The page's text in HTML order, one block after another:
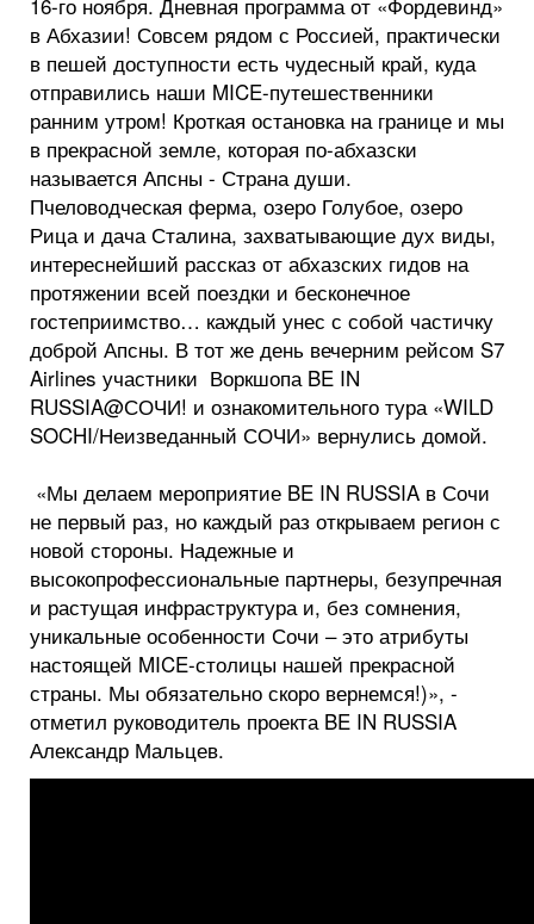
в Абхазии! Совсем рядом с Россией, практически
в пешей доступности есть чудесный край, куда
отправились наши MICE-путешественники
ранним утром! Кроткая остановка на границе и мы
в прекрасной земле, которая по-абхазски
называется Апсны - Страна души.
Пчеловодческая ферма, озеро Голубое, озеро
Рица и дача Сталина, захватывающие дух виды,
интереснейший рассказ от абхазских гидов на
протяжении всей поездки и бесконечное
гостеприимство… каждый унес с собой частичку
доброй Апсны. В тот же день вечерним рейсом S7
Airlines участники Воркшопа BE IN
RUSSIA@СОЧИ! и ознакомительного тура «WILD
SOCHI/Неизведанный СОЧИ» вернулись домой.
«Мы делаем мероприятие BE IN RUSSIA в Сочи
не первый раз, но каждый раз открываем регион с
новой стороны. Надежные и
высокопрофессиональные партнеры, безупречная
и растущая инфраструктура и, без сомнения,
уникальные особенности Сочи – это атрибуты
настоящей MICE-столицы нашей прекрасной
страны. Мы обязательно скоро вернемся!)», -
отметил руководитель проекта BE IN RUSSIA
Александр Мальцев.